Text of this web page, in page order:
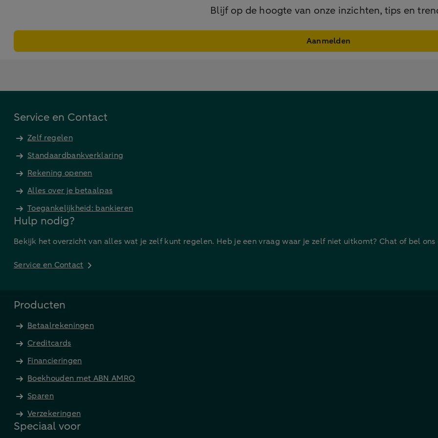
Blijf op de hoogte van onze inzichten, tips en
Aanmelden
Service en Contact
Zelf regelen
Standaardbankverklaring
Rekening openen
Alles over je betaalpas
Toegankelijkheid: bankieren
Hulp nodig?
Bekijk het overzicht van alles wat je zelf kunt regelen. Heb je een vraag waar je zelf niet uitkomt? Chat of bel ons
Service en Contact
Producten
Betaalrekeningen
Creditcards
Financieringen
Boekhouden met ABN AMRO
Sparen
Verzekeringen
Speciaal voor